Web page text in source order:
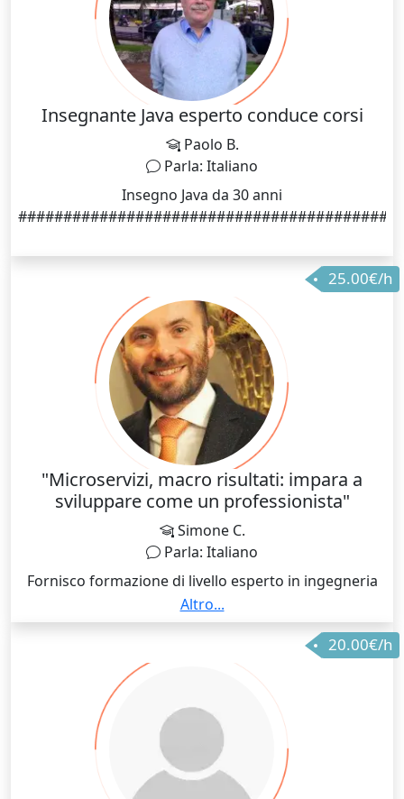
Insegnante Java esperto conduce corsi
Paolo B.
Parla: Italiano
Insegno Java da 30 anni
25.00€/h
"Microservizi, macro risultati: impara a
sviluppare come un professionista"
Simone C.
Parla: Italiano
Fornisco formazione di livello esperto in ingegneria
del software con oltre 20 anni di esperienza nel
settore. Il mio approccio didattico combina
conoscenze pratiche con fondamenti teorici,
aiutando gli studenti a sviluppare competenze
concrete apprezzate dai datori di lavoro. Aree di
competenza: - Sviluppo Backend con Go, C#, .NET,
Java e Scala - Architettura a Microservizi e strategie di
migrazione - Tecnologie Cloud con particolare
attenzione all'infrastruttura AWS - Progettazione e
Altro...
20.00€/h